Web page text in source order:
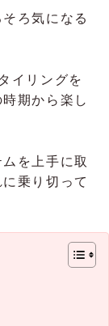
ろ気になる
イリングを
期から楽し
を上手に取
乗り切って